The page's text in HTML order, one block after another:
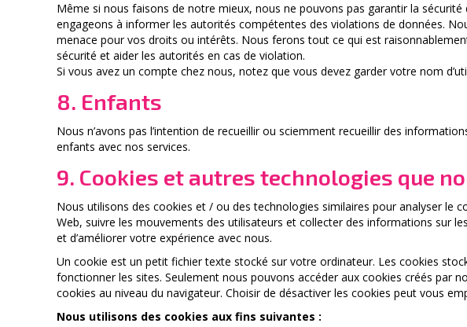
Même si nous faisons de notre mieux, nous ne pouvons pas garantir la sécurité
engageons à informer les autorités compétentes des violations de données.
menace pour vos droits ou intérêts. Nous ferons tout ce qui est
sécurité et aider les autorités en cas de violation.
Si vous avez un compte chez nous, notez que vous devez garder votre nom
8. Enfants
Nous n’avons pas l’intention de recueillir ou sciemment recueillir des
enfants avec nos services.
9. Cookies et autres technologies que
Nous utilisons des cookies et / ou des technologies similaires pour analyser le
Web, suivre les mouvements des utilisateurs et collecter des informations sur
et d’améliorer votre expérience avec nous.
Un cookie est un petit fichier texte stocké sur votre ordinateur. Les cookies
fonctionner les sites. Seulement nous pouvons accéder aux cookies créés par
cookies au niveau du navigateur. Choisir de désactiver les cookies peut vous
Nous utilisons des cookies aux fins suivantes :